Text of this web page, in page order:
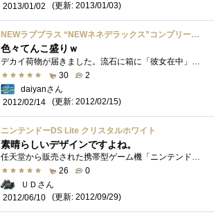
2013/01/02
(更新: 2013/01/03)
NEWラブプラス “NEWネネデラックス”コンプリートセット
色々てんこ盛りｗ
デカイ荷物が届きました。流石に箱に「彼女在中」とかは書いてませんでしたｗ比較に3DSを置いてみました。と、いう訳で抽選販売と最後の先着�...
30
2
daiyanさん
2012/02/14
(更新: 2012/02/15)
ニンテンドーDS Lite クリスタルホワイト
素晴らしいデザインですよね。
任天堂から販売された携帯型ゲーム機「ニンテンドーDSLite」です「ニンテンドーDSLite」は、ニンテンドーDSの機能はそのままに、本体の薄型軽量化...
26
0
ＵＤさん
2012/06/10
(更新: 2012/09/29)